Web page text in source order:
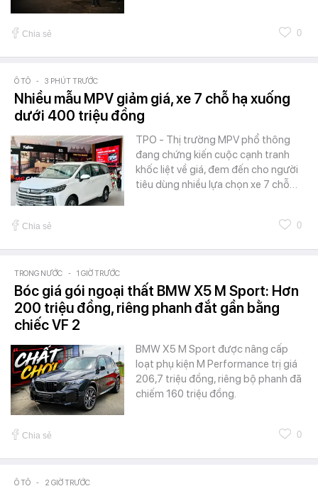
Chia sẻ 0
Ô TÔ - 3 PHÚT TRƯỚC
Nhiều mẫu MPV giảm giá, xe 7 chỗ hạ xuống
dưới 400 triệu đồng
TPO - Thị trường MPV phổ thông
đang chứng kiến cuộc cạnh tranh
khốc liệt về giá, đem đến cho người
tiêu dùng nhiều lựa chọn xe 7 chỗ…
Chia sẻ 0
TRONG NƯỚC - 1 GIỜ TRƯỚC
Bóc giá gói ngoại thất BMW X5 M Sport: Hơn
200 triệu đồng, riêng phanh đắt gần bằng
chiếc VF 2
BMW X5 M Sport được nâng cấp
loạt phụ kiện M Performance trị giá
206,7 triệu đồng, riêng bộ phanh đã
chiếm 160 triệu đồng.
Chia sẻ 0
Ô TÔ - 2 GIỜ TRƯỚC